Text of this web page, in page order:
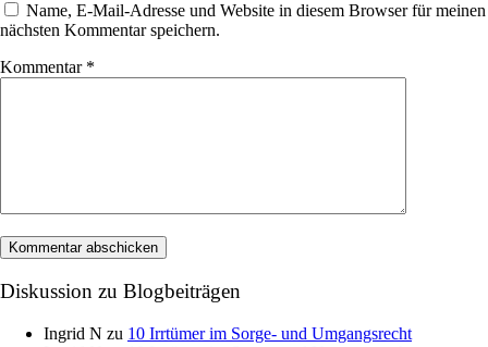
Name, E-Mail-Adresse und Website in diesem Browser für meinen
nächsten Kommentar speichern.
Kommentar *
Diskussion zu Blogbeiträgen
Ingrid N zu 10 Irrtümer im Sorge- und Umgangsrecht